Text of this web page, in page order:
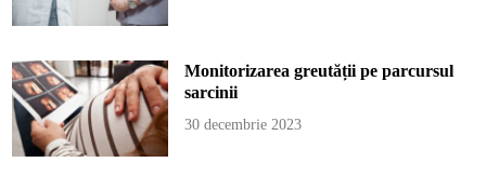
Monitorizarea greutății pe parcursul
sarcinii
30 decembrie 2023